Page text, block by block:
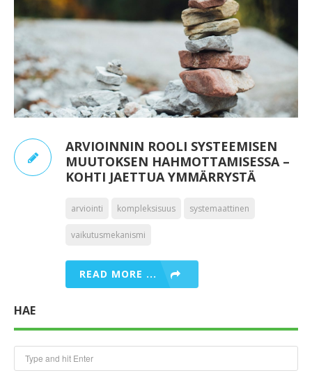
ARVIOINNIN ROOLI SYSTEEMISEN
MUUTOKSEN HAHMOTTAMISESSA –
KOHTI JAETTUA YMMÄRRYSTÄ
arviointi kompleksisuus systemaattinen
vaikutusmekanismi
READ MORE ...
HAE